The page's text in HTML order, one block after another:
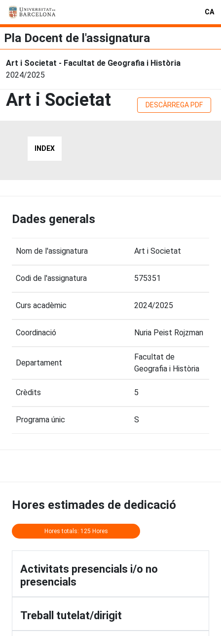
CA
Pla Docent de l'assignatura
Art i Societat - Facultat de Geografia i Història
2024/2025
Art i Societat DESCÀRREGA PDF
INDEX
Dades generals
Nom de l'assignatura Art i Societat
Codi de l'assignatura 575351
Curs acadèmic 2024/2025
Coordinació Nuria Peist Rojzman
Departament
Facultat de
Geografia i Història
Crèdits 5
Programa únic S
Hores estimades de dedicació
Hores totals: 125 Hores
Activitats presencials i/o no
presencials
Treball tutelat/dirigit